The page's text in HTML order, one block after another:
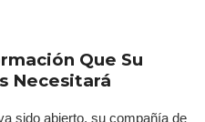
Que Su
Necesitará
sido abierto, su compañía de